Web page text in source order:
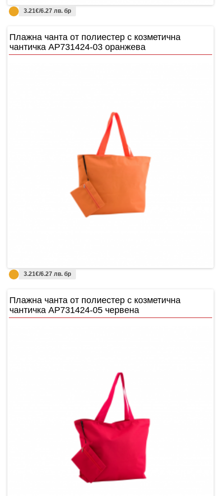
3.21€/6.27 лв. бр
Плажнa чантa от полиестер с козметична
чантичка AP731424-03 оранжева
3.21€/6.27 лв. бр
Плажнa чантa от полиестер с козметична
чантичка AP731424-05 червена